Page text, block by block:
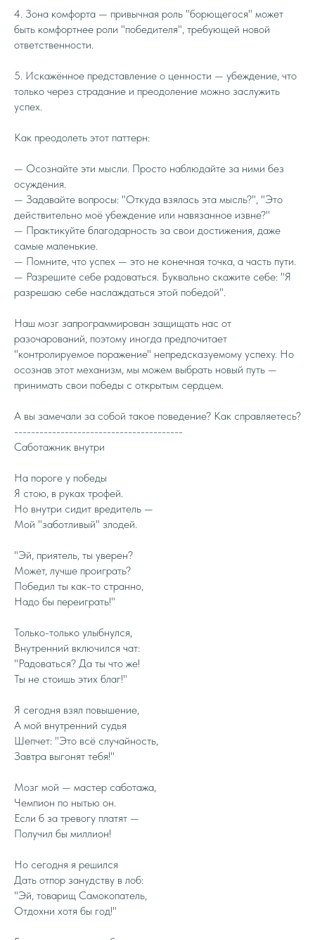
4. Зона комфорта — привычная роль "борющегося" может
быть комфортнее роли "победителя", требующей новой
ответственности.
5. Искажённое представление о ценности — убеждение, что
только через страдание и преодоление можно заслужить
успех.
Как преодолеть этот паттерн:
— Осознайте эти мысли. Просто наблюдайте за ними без
осуждения.
— Задавайте вопросы: "Откуда взялась эта мысль?", "Это
действительно моё убеждение или навязанное извне?"
— Практикуйте благодарность за свои достижения, даже
самые маленькие.
— Помните, что успех — это не конечная точка, а часть пути.
— Разрешите себе радоваться. Буквально скажите себе: "Я
разрешаю себе наслаждаться этой победой".
Наш мозг запрограммирован защищать нас от
разочарований, поэтому иногда предпочитает
"контролируемое поражение" непредсказуемому успеху. Но
осознав этот механизм, мы можем выбрать новый путь —
принимать свои победы с открытым сердцем.
А вы замечали за собой такое поведение? Как справляетесь?
----------------------------------------
Саботажник внутри
На пороге у победы
Я стою, в руках трофей.
Но внутри сидит вредитель —
Мой "заботливый" злодей.
"Эй, приятель, ты уверен?
Может, лучше проиграть?
Победил ты как-то странно,
Надо бы переиграть!"
Только-только улыбнулся,
Внутренний включился чат:
"Радоваться? Да ты что же!
Ты не стоишь этих благ!"
Я сегодня взял повышение,
А мой внутренний судья
Шепчет: "Это всё случайность,
Завтра выгонят тебя!"
Мозг мой — мастер саботажа,
Чемпион по нытью он.
Если б за тревогу платят —
Получил бы миллион!
Но сегодня я решился
Дать отпор занудству в лоб:
"Эй, товарищ Самокопатель,
Отдохни хотя бы год!"